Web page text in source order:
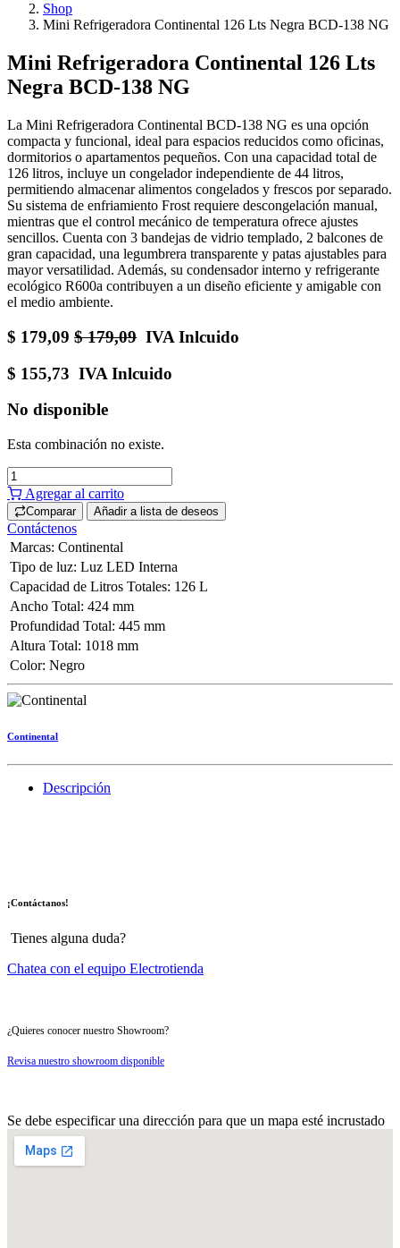
Shop
Mini Refrigeradora Continental 126 Lts Negra BCD-138 NG
Mini Refrigeradora Continental 126 Lts
Negra BCD-138 NG
La Mini Refrigeradora Continental BCD-138 NG es una opción
compacta y funcional, ideal para espacios reducidos como oficinas,
dormitorios o apartamentos pequeños. Con una capacidad total de
126 litros, incluye un congelador independiente de 44 litros,
permitiendo almacenar alimentos congelados y frescos por separado.
Su sistema de enfriamiento Frost requiere descongelación manual,
mientras que el control mecánico de temperatura ofrece ajustes
sencillos. Cuenta con 3 bandejas de vidrio templado, 2 balcones de
gran capacidad, una legumbrera transparente y patas ajustables para
mayor versatilidad. Además, su condensador interno y refrigerante
ecológico R600a contribuyen a un diseño eficiente y amigable con
el medio ambiente.
$ 179,09 $179,09 IVA Inlcuido
$ 155,73 IVA Inlcuido
No disponible
Esta combinación no existe.
Agregar al carrito
Comparar Añadir a lista de deseos
Contáctenos
Marcas: Continental
Tipo de luz: Luz LED Interna
Capacidad de Litros Totales: 126 L
Ancho Total: 424 mm
Profundidad Total: 445 mm
Altura Total: 1018 mm
Color: Negro
Continental
Descripción
¡Contáctanos!
Tienes alguna duda?
Chatea con el equipo Electrotienda
¿Quieres conocer nuestro Showroom?
Revisa nuestro showroom disponible
Se debe especificar una dirección para que un mapa esté incrustado